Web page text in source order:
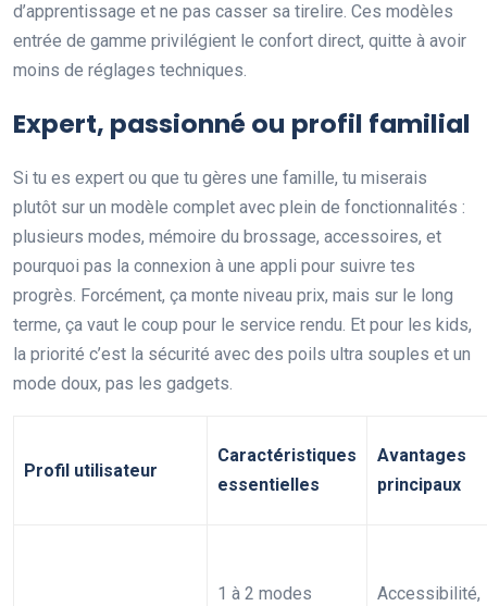
d’apprentissage et ne pas casser sa tirelire. Ces modèles
entrée de gamme privilégient le confort direct, quitte à avoir
moins de réglages techniques.
Expert, passionné ou profil familial
Si tu es expert ou que tu gères une famille, tu miserais
plutôt sur un modèle complet avec plein de fonctionnalités :
plusieurs modes, mémoire du brossage, accessoires, et
pourquoi pas la connexion à une appli pour suivre tes
progrès. Forcément, ça monte niveau prix, mais sur le long
terme, ça vaut le coup pour le service rendu. Et pour les kids,
la priorité c’est la sécurité avec des poils ultra souples et un
mode doux, pas les gadgets.
Profil utilisateur
Caractéristiques
essentielles
Avantages
principaux
1 à 2 modes
Accessibilité,